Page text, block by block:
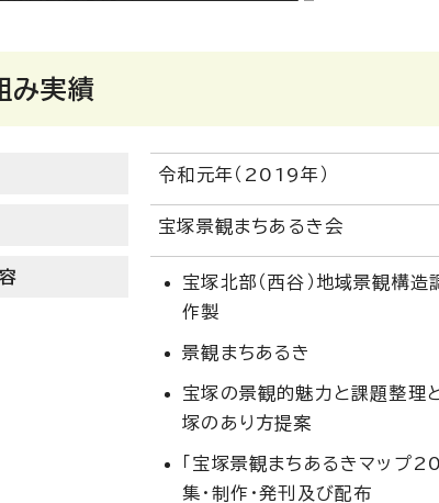
み実績
令和元年（2019年）
宝塚景観まちあるき会
宝塚北部（西谷）地域景観構造
作製
景観まちあるき
宝塚の景観的魅力と課題整理
塚のあり方提案
「宝塚景観まちあるきマップ
集・制作・発刊及び配布